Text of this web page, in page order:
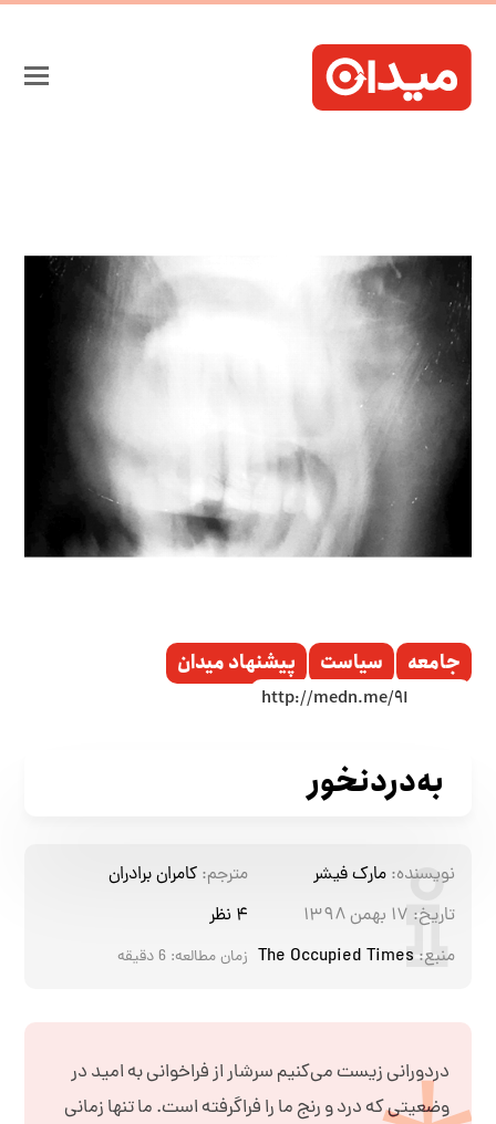
جامعه سیاست پیشنهاد میدان
به‌دردنخور
نویسنده: مارک فیشر مترجم: کامران برادران
تاریخ: ۱۷ بهمن ۱۳۹۸
۴ نظر
منبع: The Occupied Times زمان مطالعه: 6دقیقه
دردورانی زیست می‌کنیم سرشار از فراخوانی به امید در
وضعیتی که درد و رنج ما را فراگرفته است. ما تنها زمانی